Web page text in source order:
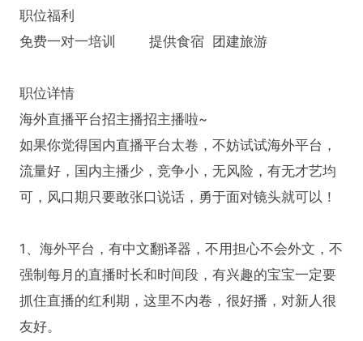
职位福利
免费一对一培训	提供食宿  团建旅游
职位详情
海外直播平台招主播招主播啦~
如果你觉得国内直播平台太卷，不妨试试海外平台，
流量好，国内主播少，竞争小，无风险，有无才艺均
可，风口期只要敢张口说话，勇于面对镜头就可以！
1、海外平台，有中文翻译器，不用担心不会外文，不
强制每月的直播时长和时间段，有兴趣的宝宝一定要
抓住直播的红利期，这里不内卷，很好播，对新人很
友好。